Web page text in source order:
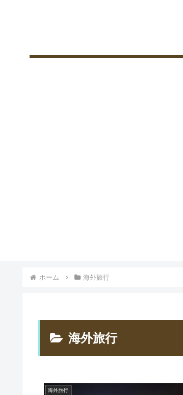
ホーム 海外旅行
海外旅行
海外旅行